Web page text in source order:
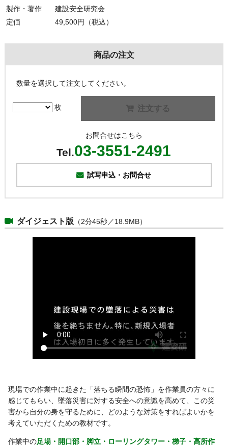
製作・著作
建設安全研究会
定価
49,500円（税込）
商品の注文
数量を選択して注文してください。
枚 注文する
お問合せはこちら
Tel.03-3551-2491
試写申込・お問合せ
ダイジェスト版 （2分45秒／18.9MB）
現場での作業中に起きた「落ちる瞬間の恐怖」を作業員の方々に
感じてもらい、墜落災害に対する安全への意識を高めて、この災
害から自分の身を守るために、どのような対策をすればよいかを
考えていただくための教材です。
作業中の足場・開口部・脚立・ローリングタワー・梯子・高所作